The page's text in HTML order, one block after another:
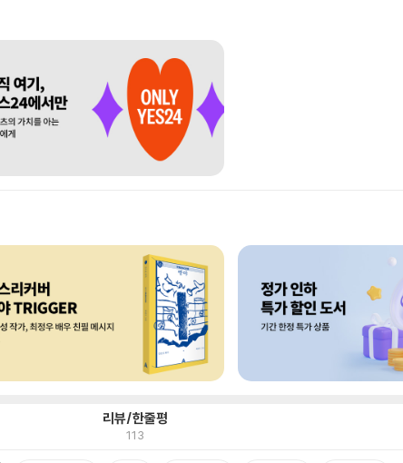
리뷰/한줄평
113